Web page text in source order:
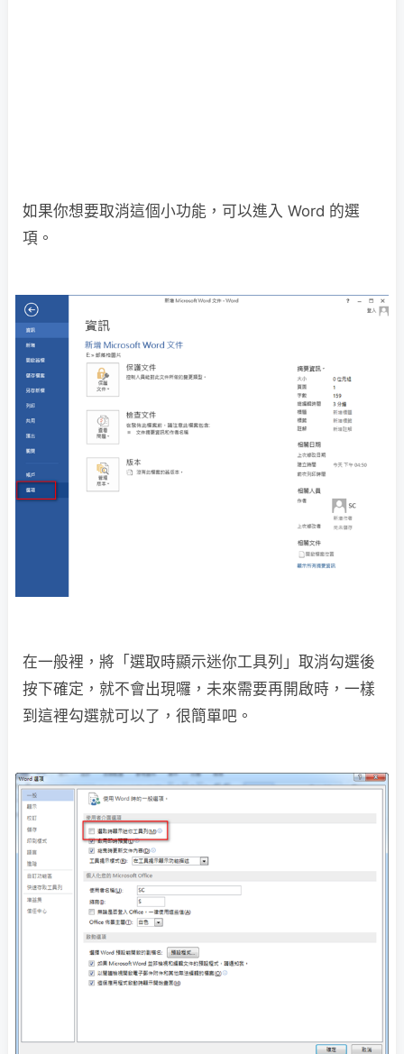
如果你想要取消這個小功能，可以進入 Word 的選
項。
在一般裡，將「選取時顯示迷你工具列」取消勾選後
按下確定，就不會出現囉，未來需要再開啟時，一樣
到這裡勾選就可以了，很簡單吧。